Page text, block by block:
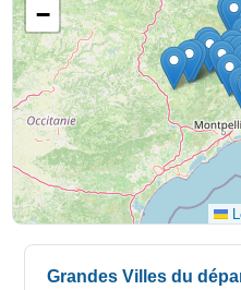
−
Grandes Villes du